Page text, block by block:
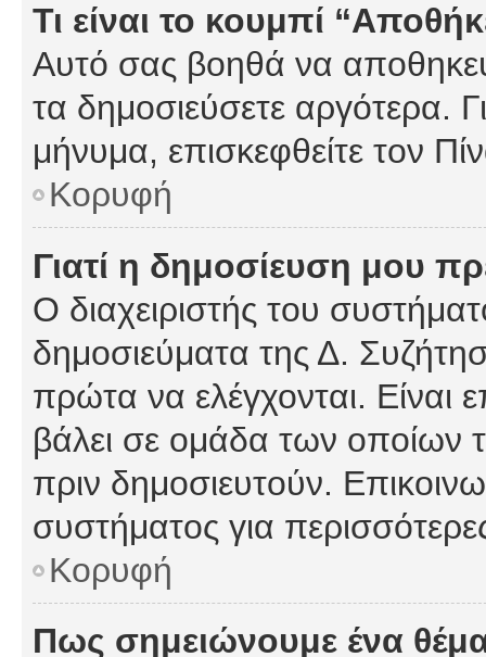
Τι είναι το κουμπί
Αυτό σας βοηθά να
τα δημοσιεύσετε αργότερα.
μήνυμα, επισκεφθείτε τον
Κορυφή
Γιατί η δημοσίευση μου
Ο διαχειριστής του
δημοσιεύματα της Δ.
πρώτα να ελέγχονται. Είναι
βάλει σε ομάδα των οποίων
πριν δημοσιευτούν.
συστήματος για
Κορυφή
Πως σημειώνουμε ένα